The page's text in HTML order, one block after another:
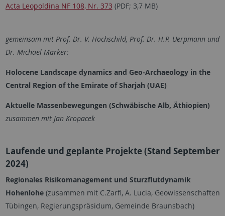
Acta Leopoldina NF 108, Nr. 373 (PDF; 3,7 MB)
gemeinsam mit Prof. Dr. V. Hochschild, Prof. Dr. H.P. Uerpmann und
Dr. Michael Märker:
Holocene Landscape dynamics and Geo-Archaeology in the
Central Region of the Emirate of Sharjah (UAE)
Aktuelle Massenbewegungen (Schwäbische Alb, Äthiopien)
zusammen mit Jan Kropacek
Laufende und geplante Projekte (Stand September
2024)
Regionales Risikomanagement und Sturzflutdynamik
Hohenlohe (zusammen mit C.Zarfl, A. Lucia, Geowissenschaften
Tübingen, Regierungspräsidum, Gemeinde Braunsbach)